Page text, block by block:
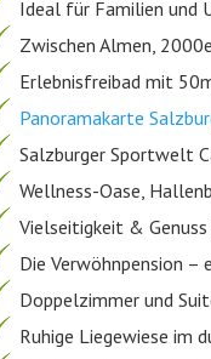
Ideal für Familien und
Zwischen Almen,
Erlebnisfreibad mit
Panoramakarte
Salzburger Sportwelt
Wellness-Oase,
Vielseitigkeit &
Die Verwöhnpension –
Doppelzimmer und
Ruhige Liegewiese im